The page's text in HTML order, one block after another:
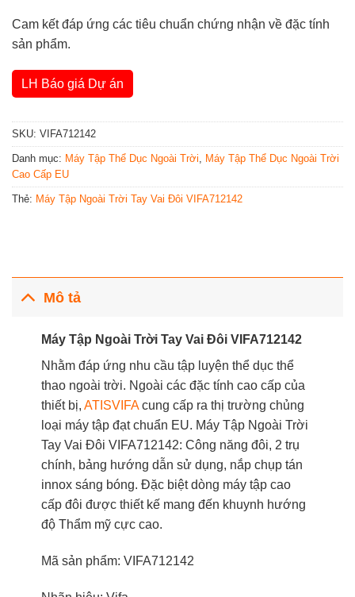
Cam kết đáp ứng các tiêu chuẩn chứng nhận về đặc tính
sản phẩm.
LH Báo giá Dự án
SKU: VIFA712142
Danh mục: Máy Tập Thể Dục Ngoài Trời, Máy Tập Thể Dục Ngoài Trời
Cao Cấp EU
Thẻ: Máy Tập Ngoài Trời Tay Vai Đôi VIFA712142
Mô tả
Máy Tập Ngoài Trời Tay Vai Đôi VIFA712142
Nhằm đáp ứng nhu cầu tập luyện thể dục thể
thao ngoài trời. Ngoài các đặc tính cao cấp của
thiết bị, ATISVIFAcung cấp ra thị trường chủng
loại máy tập đạt chuẩn EU. Máy Tập Ngoài Trời
Tay Vai Đôi VIFA712142: Công năng đôi, 2 trụ
chính, bảng hướng dẫn sử dụng, nắp chụp tán
innox sáng bóng. Đặc biệt dòng máy tập cao
cấp đôi được thiết kế mang đến khuynh hướng
độ Thẩm mỹ cực cao.
Mã sản phẩm: VIFA712142